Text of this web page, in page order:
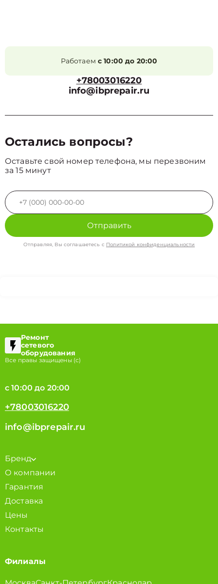
Работаем с 10:00 до 20:00
+78003016220
info@ibprepair.ru
Остались вопросы?
Оставьте свой номер телефона, мы перезвоним
за 15 минут
Отправить
Отправляя, Вы соглашаетесь с Политикой конфиденциальности
Ремонт
сетевого
оборудования
Все правы защищены (с)
с 10:00 до 20:00
+78003016220
info@ibprepair.ru
Бренд
О компании
Гарантия
Доставка
Цены
Контакты
Филиалы